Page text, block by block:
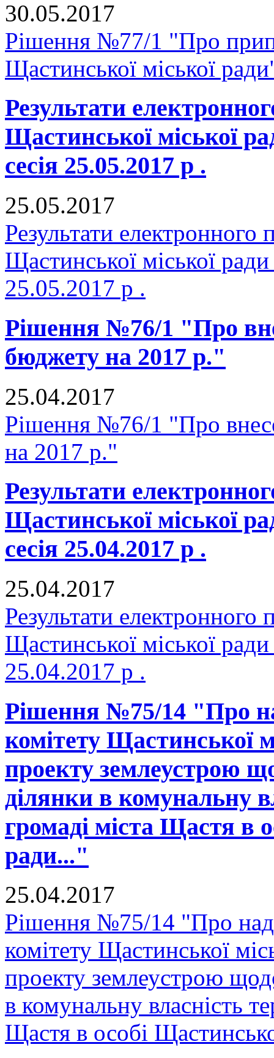
30.05.2017
Рішення №77/1 "Про
Щастинської міської
Результати
Щастинської міської
сесія 25.05.2017 р .
25.05.2017
Результати електронного
Щастинської міської
25.05.2017 р .
Рішення №76/1 "Про
бюджету на 2017 р."
25.04.2017
Рішення №76/1 "Про
на 2017 р."
Результати
Щастинської міської
сесія 25.04.2017 р .
25.04.2017
Результати електронного
Щастинської міської
25.04.2017 р .
Рішення №75/14 "Про
комітету Щастинської
проекту землеустрою
ділянки в комунальну
громаді міста Щастя в
ради..."
25.04.2017
Рішення №75/14 "Про
комітету Щастинської
проекту землеустрою
в комунальну власність
Щастя в особі